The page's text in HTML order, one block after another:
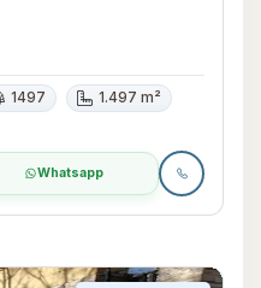
1497
1.497 m²
Whatsapp